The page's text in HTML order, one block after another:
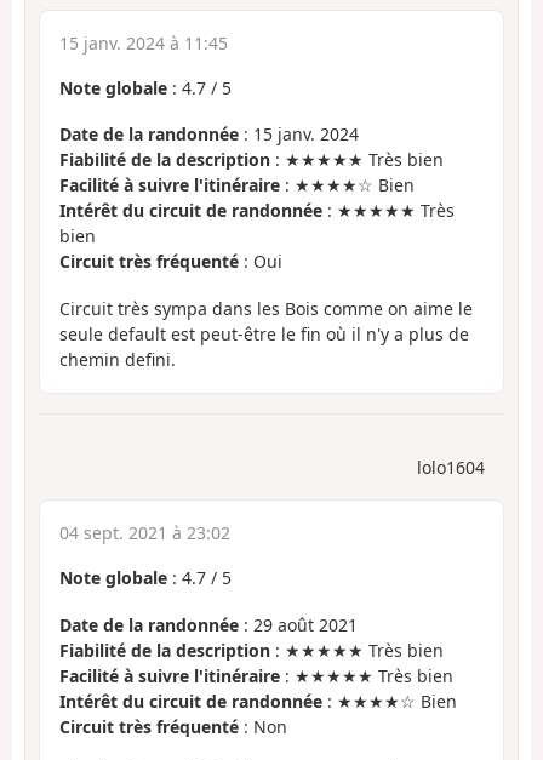
15 janv. 2024 à 11:45
Note globale : 4.7 / 5
Date de la randonnée : 15 janv. 2024
Fiabilité de la description : ★★★★★ Très bien
Facilité à suivre l'itinéraire : ★★★★☆ Bien
Intérêt du circuit de randonnée : ★★★★★ Très
bien
Circuit très fréquenté : Oui
Circuit très sympa dans les Bois comme on aime le
seule default est peut-être le fin où il n'y a plus de
chemin defini.
lolo1604
04 sept. 2021 à 23:02
Note globale : 4.7 / 5
Date de la randonnée : 29 août 2021
Fiabilité de la description : ★★★★★ Très bien
Facilité à suivre l'itinéraire : ★★★★★ Très bien
Intérêt du circuit de randonnée : ★★★★☆ Bien
Circuit très fréquenté : Non